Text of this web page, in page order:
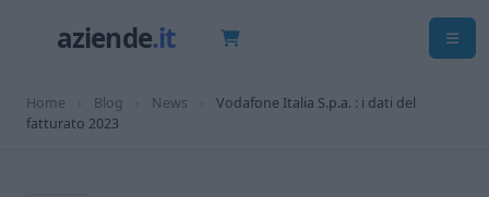
Home › Blog › News ›
Vodafone Italia S.p.a. : i dati del
fatturato 2023